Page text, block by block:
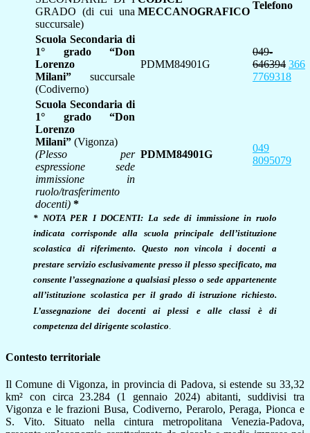
GRADO (di cui una
succursale)
MECCANOGRAFICO
Telefono
Scuola Secondaria di
1° grado “Don
Lorenzo
Milani”
succursale
(Codiverno)
PDMM84901G
049-
646394 366
7769318
Scuola Secondaria di
1° grado “Don
Lorenzo
Milani” (Vigonza)
(Plesso per
espressione sede
immissione in
ruolo/trasferimento
docenti) *
PDMM84901G
049
8095079
* NOTA PER I DOCENTI: La sede di immissione in ruolo
indicata corrisponde alla scuola principale dell’istituzione
scolastica di riferimento. Questo non vincola i docenti a
prestare servizio esclusivamente presso il plesso specificato, ma
consente l’assegnazione a qualsiasi plesso o sede appartenente
all’istituzione scolastica per il grado di istruzione richiesto.
L’assegnazione dei docenti ai plessi e alle classi è di
competenza del dirigente scolastico
Contesto territoriale
Il Comune di Vigonza, in provincia di Padova, si estende su 33,32
km² con circa 23.284 (1 gennaio 2024) abitanti, suddivisi tra
Vigonza e le frazioni Busa, Codiverno, Perarolo, Peraga, Pionca e
S. Vito. Situato nella cintura metropolitana Venezia-Padova,